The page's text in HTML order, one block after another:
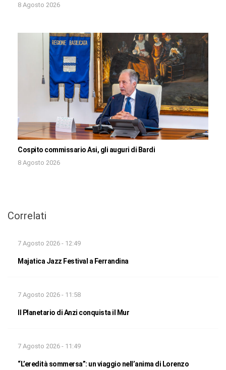
8 Agosto 2026
Cospito commissario Asi, gli auguri di Bardi
8 Agosto 2026
Correlati
7 Agosto 2026 - 12:49
Majatica Jazz Festival a Ferrandina
7 Agosto 2026 - 11:58
Il Planetario di Anzi conquista il Mur
7 Agosto 2026 - 11:49
“L’eredità sommersa”: un viaggio nell’anima di Lorenzo